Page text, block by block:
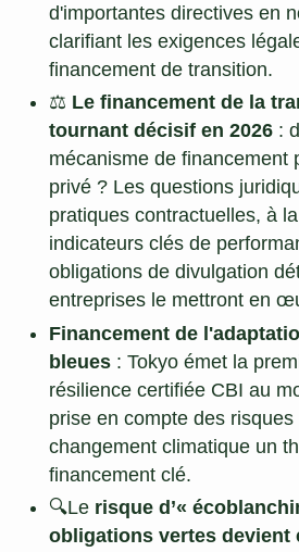
d'importantes directives en
clarifiant les exigences
financement de transition.
⚖️ Le financement de la
tournant décisif en 2026:
mécanisme de financement
privé ? Les questions
pratiques contractuelles, à
indicateurs clés de
obligations de divulgation
entreprises le mettront en
Financement de
bleues: Tokyo émet la
résilience certifiée CBI au
prise en compte des
changement climatique un
financement clé.
🔍Le risque d’«
obligations vertes devient